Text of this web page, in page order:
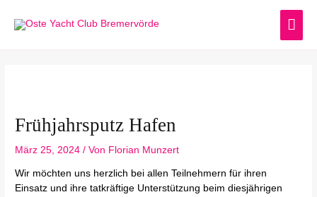
Inhalt
Frühjahrsputz Hafen
März 25, 2024/ Von Florian Munzert
Wir möchten uns herzlich bei allen Teilnehmern für ihren
Einsatz und ihre tatkräftige Unterstützung beim diesjährigen